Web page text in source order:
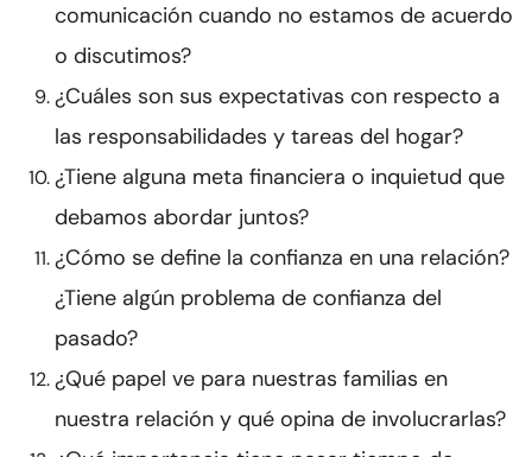
comunicación cuando no estamos de acuerdo
o discutimos?
¿Cuáles son sus expectativas con respecto a
las responsabilidades y tareas del hogar?
¿Tiene alguna meta financiera o inquietud que
debamos abordar juntos?
¿Cómo se define la confianza en una relación?
¿Tiene algún problema de confianza del
pasado?
¿Qué papel ve para nuestras familias en
nuestra relación y qué opina de involucrarlas?